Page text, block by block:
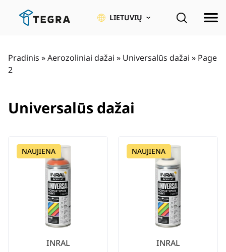
LIETUVIŲ
Pradinis »Aerozoliniai dažai » Universalūs dažai » Page
2
Universalūs dažai
NAUJIENA
INRAL
NAUJIENA
INRAL